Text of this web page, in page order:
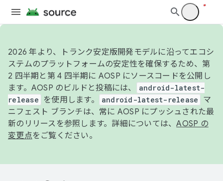
2026 年より、トランク安定版開発モデルに沿ってエコシ
ステムのプラットフォームの安定性を確保するため、第
2 四半期と第 4 四半期に AOSP にソースコードを公開し
ます。AOSP のビルドと投稿には、
android-latest-
release
を使用します。 android-latest-release
マ
ニフェスト ブランチは、常に AOSP にプッシュされた最
新のリリースを参照します。詳細については、AOSP の
変更点をご覧ください。